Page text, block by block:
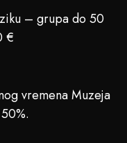
– grupa do 50
€
vremena Muzeja